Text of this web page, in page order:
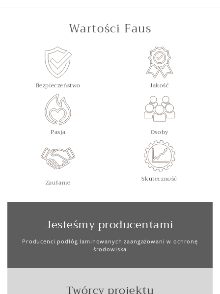
Wartości Faus
Bezpieczeństwo Jakość
Pasja Osoby
Zaufanie Skuteczność
Jesteśmy producentami
Producenci podłóg laminowanych zaangażowani w ochronę
środowiska